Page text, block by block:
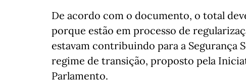
De acordo com o documento, o total
porque estão em processo de
estavam contribuindo para a Segurança
regime de transição, proposto pela
Parlamento.